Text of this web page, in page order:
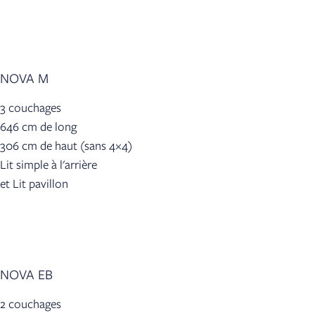
NOVA M
3 couchages
646 cm de long
306 cm de haut (sans 4×4)
Lit simple à l'arrière
et Lit pavillon
NOVA EB
2 couchages